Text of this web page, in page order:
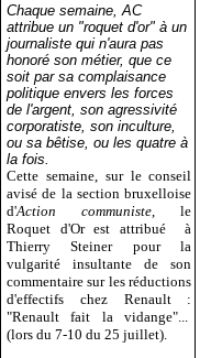
Chaque semaine, AC
attribue un "roquet d'or" à un
journaliste qui n'aura pas
honoré son métier, que ce
soit par sa complaisance
politique envers les forces
de l'argent, son agressivité
corporatiste, son inculture,
ou sa bêtise, ou les quatre à
la fois.
Cette semaine, sur le conseil
avisé de la section bruxelloise
d'Action communiste , le
Roquet d'Or est attribué
à
Thierry Steiner pour la
vulgarité insultante de son
commentaire sur les réductions
d'effectifs chez Renault :
"Renault fait la vidange"...
(lors du 7-10 du 25 juillet).